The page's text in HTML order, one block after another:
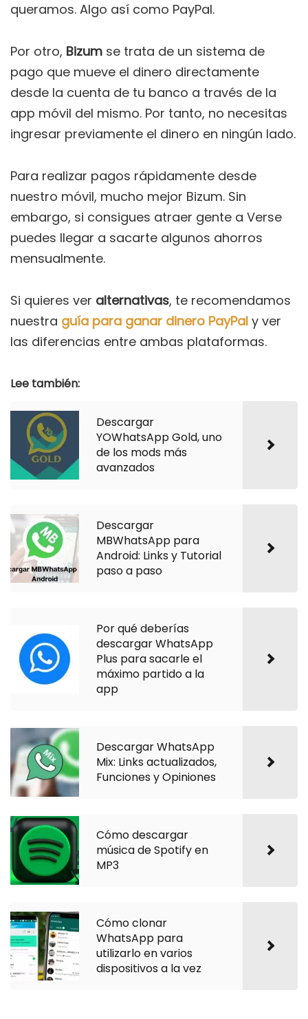
queramos. Algo así como PayPal.
Por otro, Bizum se trata de un sistema de
pago que mueve el dinero directamente
desde la cuenta de tu banco a través de la
app móvil del mismo. Por tanto, no necesitas
ingresar previamente el dinero en ningún lado.
Para realizar pagos rápidamente desde
nuestro móvil, mucho mejor Bizum. Sin
embargo, si consigues atraer gente a Verse
puedes llegar a sacarte algunos ahorros
mensualmente.
Si quieres ver alternativas, te recomendamos
nuestra guía para ganar dinero PayPal y ver
las diferencias entre ambas plataformas.
Lee también:
Descargar
YOWhatsApp Gold, uno
de los mods más
avanzados
Descargar
MBWhatsApp para
Android: Links y Tutorial
paso a paso
Por qué deberías
descargar WhatsApp
Plus para sacarle el
máximo partido a la
app
Descargar WhatsApp
Mix: Links actualizados,
Funciones y Opiniones
Cómo descargar
música de Spotify en
MP3
Cómo clonar
WhatsApp para
utilizarlo en varios
dispositivos a la vez